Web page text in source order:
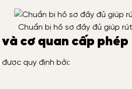
Chuẩn bị hồ sơ đầy đủ giúp
cơ quan cấp phép
quy định bởi: